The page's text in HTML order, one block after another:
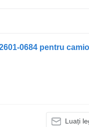
0684 pentru
Luați